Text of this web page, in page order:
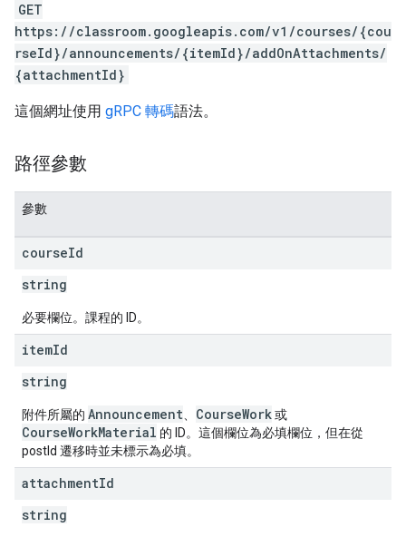
GET
https://classroom.googleapis.com/v1/courses/{cou
rseId}/announcements/{itemId}/addOnAttachments/
{attachmentId}
這個網址使用 gRPC 轉碼語法。
路徑參數
參數
courseId
string
必要欄位。課程的 ID。
itemId
string
附件所屬的 Announcement CourseWork或
CourseWorkMaterial 的 ID。這個欄位為必填欄位，但在從
postId 遷移時並未標示為必填。
attachmentId
string